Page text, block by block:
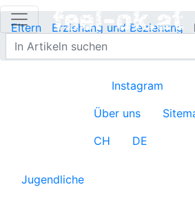
Eltern Erziehung und Beziehung
lösen
Instagram
Über uns
CH
DE
Jugendliche